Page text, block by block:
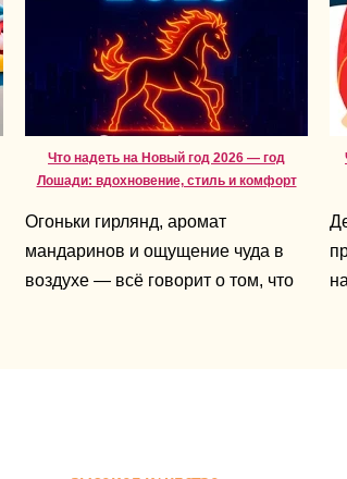
Что надеть на Новый год 2026 — год
Лошади: вдохновение, стиль и комфорт
Огоньки гирлянд, аромат
мандаринов и ощущение чуда в
воздухе — всё говорит о том, что